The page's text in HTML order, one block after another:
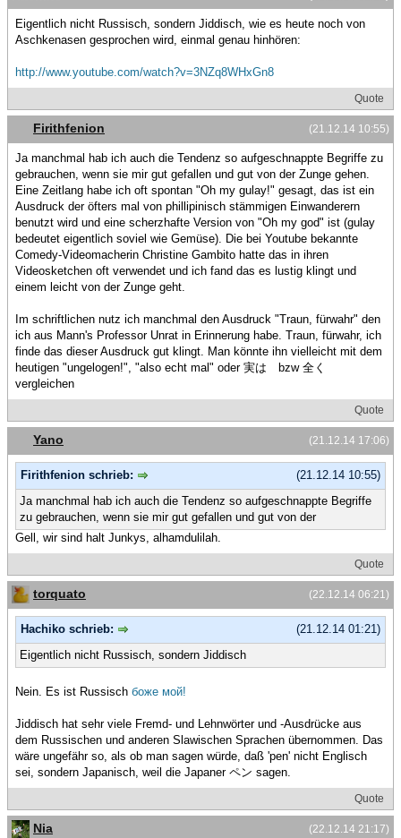
Eigentlich nicht Russisch, sondern Jiddisch, wie es heute noch von
Aschkenasen gesprochen wird, einmal genau hinhören:
http://www.youtube.com/watch?v=3NZq8WHxGn8
Quote
(21.12.14 10:55)
Firithfenion
Ja manchmal hab ich auch die Tendenz so aufgeschnappte Begriffe zu
gebrauchen, wenn sie mir gut gefallen und gut von der Zunge gehen.
Eine Zeitlang habe ich oft spontan "Oh my gulay!" gesagt, das ist ein
Ausdruck der öfters mal von phillipinisch stämmigen Einwanderern
benutzt wird und eine scherzhafte Version von "Oh my god" ist (gulay
bedeutet eigentlich soviel wie Gemüse). Die bei Youtube bekannte
Comedy-Videomacherin Christine Gambito hatte das in ihren
Videosketchen oft verwendet und ich fand das es lustig klingt und
einem leicht von der Zunge geht.
Im schriftlichen nutz ich manchmal den Ausdruck "Traun, fürwahr" den
ich aus Mann's Professor Unrat in Erinnerung habe. Traun, fürwahr, ich
finde das dieser Ausdruck gut klingt. Man könnte ihn vielleicht mit dem
heutigen "ungelogen!", "also echt mal" oder 実は bzw 全く
vergleichen
Quote
(21.12.14 17:06)
Yano
(21.12.14 10:55)
Firithfenion schrieb:
Ja manchmal hab ich auch die Tendenz so aufgeschnappte Begriffe
zu gebrauchen, wenn sie mir gut gefallen und gut von der
Gell, wir sind halt Junkys, alhamdulilah.
Quote
(22.12.14 06:21)
torquato
(21.12.14 01:21)
Hachiko schrieb:
Eigentlich nicht Russisch, sondern Jiddisch
Nein. Es ist Russisch боже мой!
Jiddisch hat sehr viele Fremd- und Lehnwörter und -Ausdrücke aus
dem Russischen und anderen Slawischen Sprachen übernommen. Das
wäre ungefähr so, als ob man sagen würde, daß 'pen' nicht Englisch
sei, sondern Japanisch, weil die Japaner ペン sagen.
Quote
(22.12.14 21:17)
Nia